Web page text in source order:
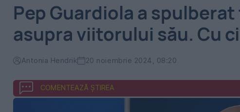
Pep Guardiola a
asupra viitorului său. Cu
Antonia Hendrik 20 noiembrie 2024, 08:20
COMENTEAZĂ ȘTIREA